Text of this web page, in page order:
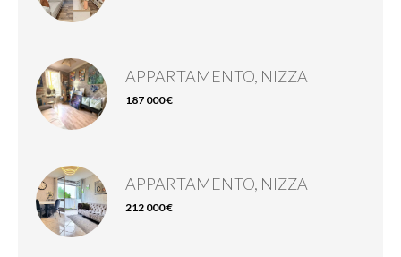
APPARTAMENTO, NIZZA
187 000 €
APPARTAMENTO, NIZZA
212 000 €